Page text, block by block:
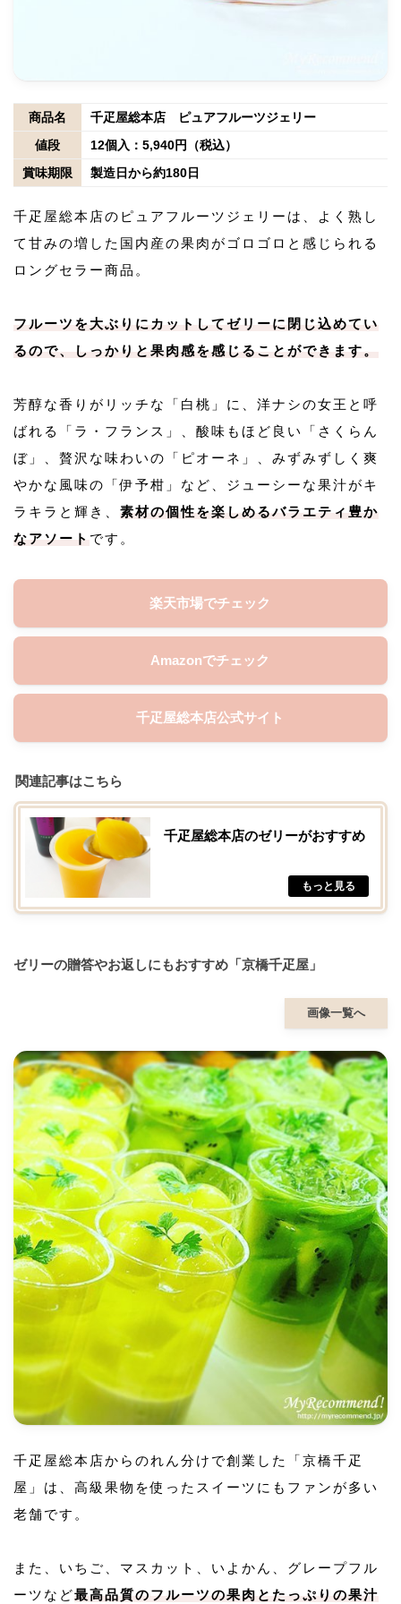
商品名
千疋屋総本店 ピュアフルーツジェリー
値段
12個入：5,940円（税込）
賞味期限
製造日から約180日
千疋屋総本店のピュアフルーツジェリーは、よく熟し
て甘みの増した国内産の果肉がゴロゴロと感じられる
ロングセラー商品。
フルーツを大ぶりにカットしてゼリーに閉じ込めてい
るので、しっかりと果肉感を感じることができます。
芳醇な香りがリッチな「白桃」に、洋ナシの女王と呼
ばれる「ラ・フランス」、酸味もほど良い「さくらん
ぼ」、贅沢な味わいの「ピオーネ」、みずみずしく爽
やかな風味の「伊予柑」など、ジューシーな果汁がキ
ラキラと輝き、 素材の個性を楽しめるバラエティ豊か
なアソート です。
楽天市場でチェック
Amazonでチェック
千疋屋総本店公式サイト
関連記事はこちら
千疋屋総本店のゼリーがおすすめ
ゼリーの贈答やお返しにもおすすめ「京橋千疋屋」
画像一覧へ
千疋屋総本店からのれん分けで創業した「京橋千疋
屋」は、高級果物を使ったスイーツにもファンが多い
老舗です。
また、いちご、マスカット、いよかん、グレープフル
ーツなど最高品質のフルーツの果肉とたっぷりの果汁